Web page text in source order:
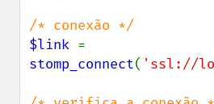
$link
stomp_connect( 'ssl://